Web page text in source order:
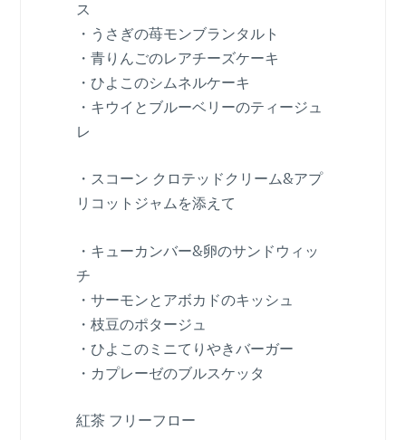
ス
・うさぎの苺モンブランタルト
・青りんごのレアチーズケーキ
・ひよこのシムネルケーキ
・キウイとブルーベリーのティージュ
レ
・スコーン クロテッドクリーム&アプ
リコットジャムを添えて
・キューカンバー&卵のサンドウィッ
チ
・サーモンとアボカドのキッシュ
・枝豆のポタージュ
・ひよこのミニてりやきバーガー
・カプレーゼのブルスケッタ
紅茶 フリーフロー